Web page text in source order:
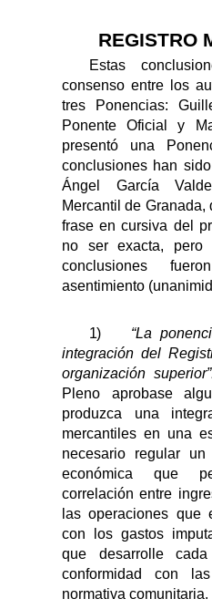
REGISTRO
Estas
consenso entre los
tres Ponencias:
Ponente Oficialy
presentó una
conclusiones han
Ángel García
Mercantil de
frase en cursiva del
no ser exacta, pero
conclusiones f
asentimiento
1)
“La
integración del
organización
Pleno aprobase
produzca una
mercantiles en una
necesario regular
económica que
correlación entre
las operaciones que
con los gastos
que desarrolle
conformidad con
normativa comunitaria.